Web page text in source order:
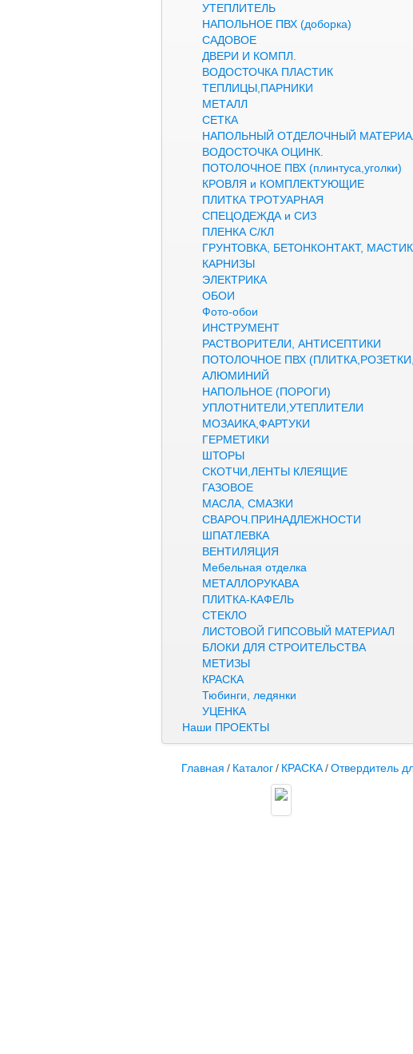
УТЕПЛИТЕЛЬ
НАПОЛЬНОЕ ПВХ (доборка)
САДОВОЕ
ДВЕРИ И КОМПЛ.
ВОДОСТОЧКА ПЛАСТИК
ТЕПЛИЦЫ,ПАРНИКИ
МЕТАЛЛ
СЕТКА
НАПОЛЬНЫЙ ОТДЕЛОЧНЫЙ
ВОДОСТОЧКА ОЦИНК.
ПОТОЛОЧНОЕ ПВХ (плинтуса,уголки)
КРОВЛЯ и КОМПЛЕКТУЮЩИЕ
ПЛИТКА ТРОТУАРНАЯ
СПЕЦОДЕЖДА и СИЗ
ПЛЕНКА С/КЛ
ГРУНТОВКА, БЕТОНКОНТАКТ,
КАРНИЗЫ
ЭЛЕКТРИКА
ОБОИ
Фото-обои
ИНСТРУМЕНТ
РАСТВОРИТЕЛИ, АНТИСЕПТИКИ
ПОТОЛОЧНОЕ ПВХ
АЛЮМИНИЙ
НАПОЛЬНОЕ (ПОРОГИ)
УПЛОТНИТЕЛИ,УТЕПЛИТЕЛИ
МОЗАИКА,ФАРТУКИ
ГЕРМЕТИКИ
ШТОРЫ
СКОТЧИ,ЛЕНТЫ КЛЕЯЩИЕ
ГАЗОВОЕ
МАСЛА, СМАЗКИ
СВАРОЧ.ПРИНАДЛЕЖНОСТИ
ШПАТЛЕВКА
ВЕНТИЛЯЦИЯ
Мебельная отделка
МЕТАЛЛОРУКАВА
ПЛИТКА-КАФЕЛЬ
СТЕКЛО
ЛИСТОВОЙ ГИПСОВЫЙ МАТЕРИАЛ
БЛОКИ ДЛЯ СТРОИТЕЛЬСТВА
МЕТИЗЫ
КРАСКА
Тюбинги, ледянки
УЦЕНКА
Наши ПРОЕКТЫ
Главная / Каталог/ КРАСКА/Отвердитель